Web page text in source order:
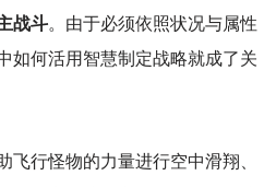
战斗。由于必须依照状况与属性
如何活用智慧制定战略就成了关
飞行怪物的力量进行空中滑翔、